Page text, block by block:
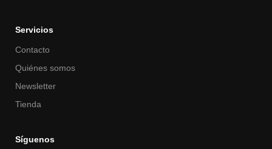
Servicios
Contacto
Quiénes somos
Newsletter
Tienda
Síguenos